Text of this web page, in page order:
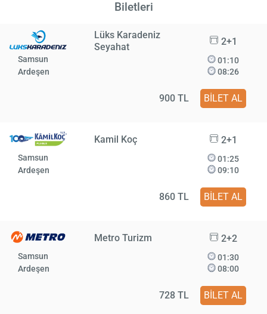
Biletleri
Lüks Karadeniz
Seyahat
2+1
Samsun
Ardeşen
01:10
08:26
900 TL BİLET AL
Kamil Koç 2+1
Samsun
Ardeşen
01:25
09:10
860 TL BİLET AL
Metro Turizm 2+2
Samsun
Ardeşen
01:30
08:00
728 TL BİLET AL